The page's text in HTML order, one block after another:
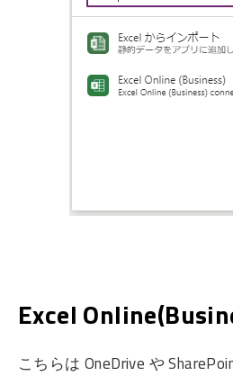
Excel
こちらは OneDrive や